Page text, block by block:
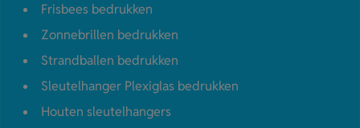
Frisbees bedrukken
Zonnebrillen bedrukken
Strandballen bedrukken
Sleutelhanger Plexiglas bedrukken
Houten sleutelhangers